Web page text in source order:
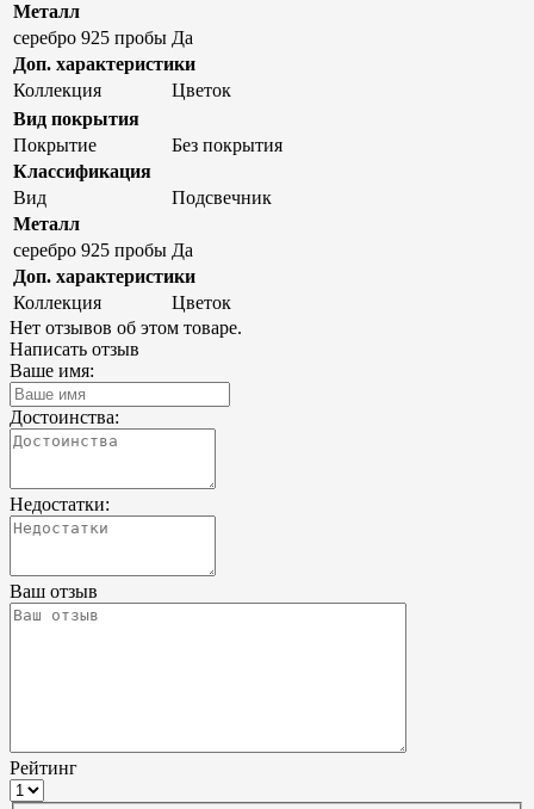
Металл
серебро 925 пробы Да
Доп. характеристики
Коллекция
Цветок
Вид покрытия
Покрытие
Без покрытия
Классификация
Вид
Подсвечник
Металл
серебро 925 пробы Да
Доп. характеристики
Коллекция
Цветок
Нет отзывов об этом товаре.
Написать отзыв
Ваше имя:
Достоинства:
Недостатки:
Ваш отзыв
Рейтинг